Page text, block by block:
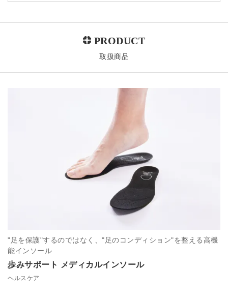
取扱商品
歩みサポート メディカルインソール
"足を保護"するのではなく、"足のコンディション"を整える高機
能インソール
ヘルスケア